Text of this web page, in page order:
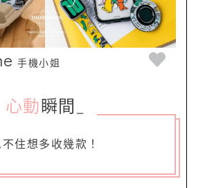
手機小姐
心動 瞬間
不住想多收幾款！